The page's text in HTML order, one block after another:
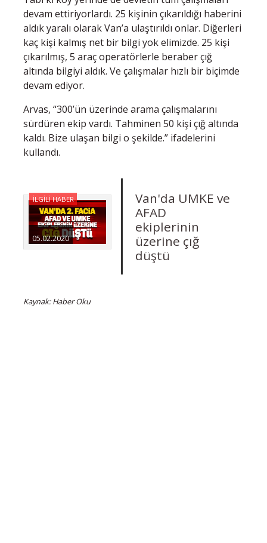
devam ettiriyorlardı. 25 kişinin çıkarıldığı haberini
aldık yaralı olarak Van’a ulaştırıldı onlar. Diğerleri
kaç kişi kalmış net bir bilgi yok elimizde. 25 kişi
çıkarılmış, 5 araç operatörlerle beraber çığ
altında bilgiyi aldık. Ve çalışmalar hızlı bir biçimde
devam ediyor.
Arvas, “300’ün üzerinde arama çalışmalarını
sürdüren ekip vardı. Tahminen 50 kişi çığ altında
kaldı. Bize ulaşan bilgi o şekilde.” ifadelerini
kullandı.
05.02.2020
Van'da UMKE ve
AFAD
ekiplerinin
üzerine çığ
düştü
İLGİLİ HABER
Kaynak: Haber Oku